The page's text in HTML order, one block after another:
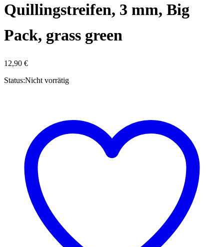
Quillingstreifen, 3 mm, Big
Pack, grass green
12,90 €
Status:Nicht vorrätig